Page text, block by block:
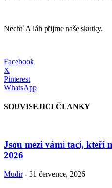
Nechť Alláh přijme naše skutky.
Facebook
X
Pinterest
WhatsApp
SOUVISEJÍCÍ ČLÁNKY
Jsou mezi vámi tací, kteří
2026
Mudir - 31 července, 2026